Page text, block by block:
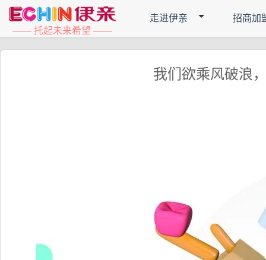
—— 托起未来希望 ——
走进伊亲 招商加
我们欲乘风破浪